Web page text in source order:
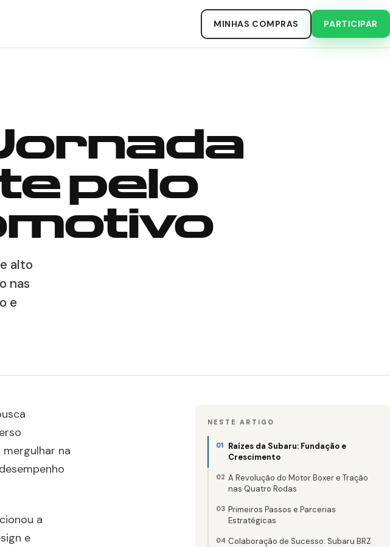
MINHAS COMPRAS PARTICIPAR
pelo
alto
nas
e
na
a
e
NESTE ARTIGO
Raízes da Subaru: Fundação e
Crescimento
A Revolução do Motor Boxer e Tração
nas Quatro Rodas
Primeiros Passos e Parcerias
Estratégicas
Colaboração de Sucesso: Subaru BRZ